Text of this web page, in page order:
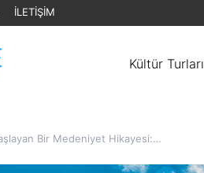
İLETİŞİM
Kültür Turları
Bir Medeniyet Hikayesi:…